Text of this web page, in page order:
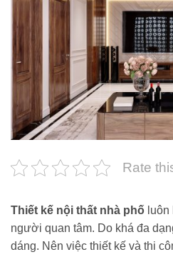
Rate
Thiết kế nội thất nhà phố
người quan tâm. Do khá đa
dáng. Nên việc thiết kế và thi